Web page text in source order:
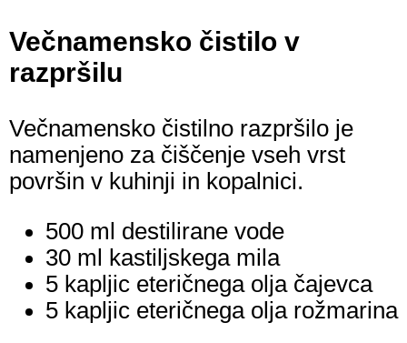
Večnamensko čistilo v
razpršilu
Večnamensko čistilno razpršilo je
namenjeno za čiščenje vseh vrst
površin v kuhinji in kopalnici.
500 ml destilirane vode
30 ml kastiljskega mila
5 kapljic eteričnega olja čajevca
5 kapljic eteričnega olja rožmarina